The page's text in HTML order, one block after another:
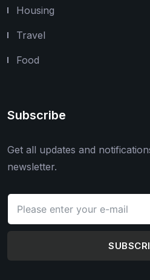
Housing
Travel
Food
Subscribe
Get all updates and
newsletter.